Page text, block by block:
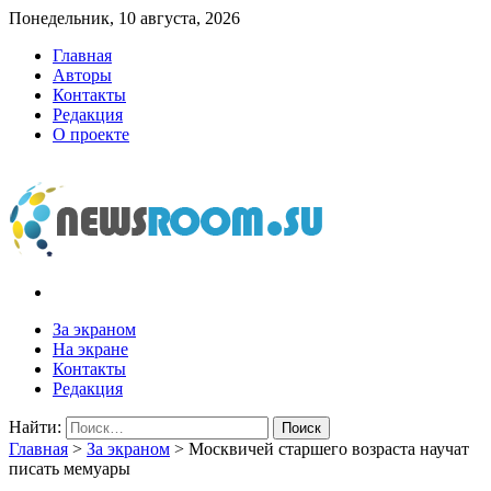
Понедельник, 10 августа, 2026
Главная
Авторы
Контакты
Редакция
О проекте
newsroom.su
Новости о новостях
За экраном
На экране
Контакты
Редакция
Найти:
Главная > За экраном > Москвичей старшего возраста научат
писать мемуары